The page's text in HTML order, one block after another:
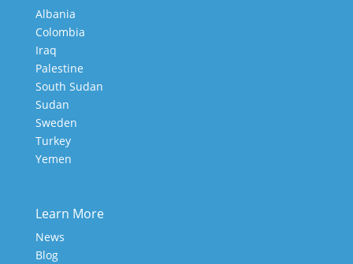
Albania
Colombia
Iraq
Palestine
South Sudan
Sudan
Sweden
Turkey
Yemen
Learn More
News
Blog